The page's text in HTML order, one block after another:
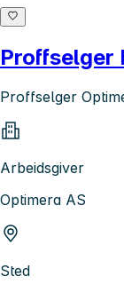
Proffselger
Proffselger
Arbeidsgiver
Optimera AS
Sted